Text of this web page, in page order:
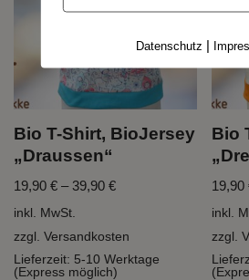
Bio T-Shirt, BioJersey
„Draussen“
19,90 € –39,90 €
inkl. MwSt.
zzgl. Versandkosten
Lieferzeit: 5-10 Werktage
(Express möglich)
Bio
19,90
inkl.
zzgl.
Datenschutz |